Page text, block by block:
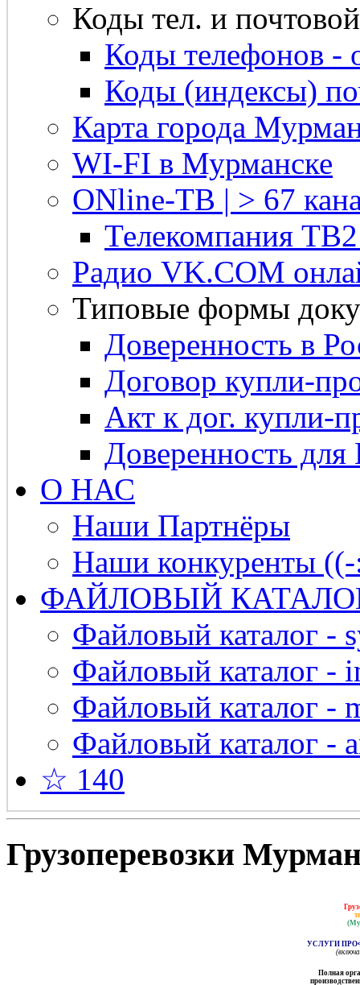
Коды тел. и
Коды телефонов -
Коды (индексы)
Карта города
WI-FI в Мурманске
ONline-ТВ | > 67
Телекомпания
Радио VK.COM
Типовые формы
Доверенность в
Договор купли-
Акт к дог. купли-
Доверенность
О НАС
Наши Партнёры
Наши конкуренты
ФАЙЛОВЫЙ
Файловый каталог -
Файловый каталог -
Файловый каталог -
Файловый каталог -
☆ 140
Грузоперевозки
УСЛУГИ
Полная